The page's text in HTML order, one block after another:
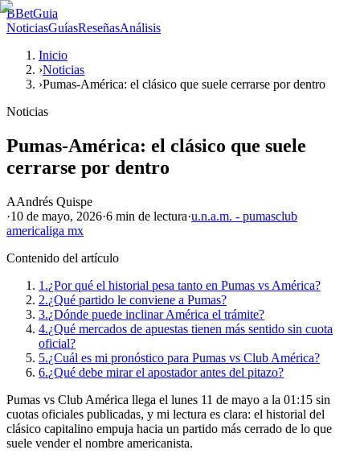
BBetGuia
NoticiasGuíasReseñasAnálisis
Inicio
›Noticias
›Pumas-América: el clásico que suele cerrarse por dentro
Noticias
Pumas-América: el clásico que suele
cerrarse por dentro
AAndrés Quispe
·10 de mayo, 2026·6 min de lectura·u.n.a.m. - pumasclub
americaliga mx
Contenido del artículo
1.¿Por qué el historial pesa tanto en Pumas vs América?
2.¿Qué partido le conviene a Pumas?
3.¿Dónde puede inclinar América el trámite?
4.¿Qué mercados de apuestas tienen más sentido sin cuota
oficial?
5.¿Cuál es mi pronóstico para Pumas vs Club América?
6.¿Qué debe mirar el apostador antes del pitazo?
Pumas vs Club América llega el lunes 11 de mayo a la 01:15 sin
cuotas oficiales publicadas, y mi lectura es clara: el historial del
clásico capitalino empuja hacia un partido más cerrado de lo que
suele vender el nombre americanista.